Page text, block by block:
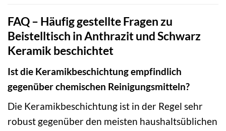
FAQ – Häufig gestellte Fragen zu
Beistelltisch in Anthrazit und Schwarz
Keramik beschichtet
Ist die Keramikbeschichtung empfindlich
gegenüber chemischen Reinigungsmitteln?
Die Keramikbeschichtung ist in der Regel sehr
robust gegenüber den meisten haushaltsüblichen